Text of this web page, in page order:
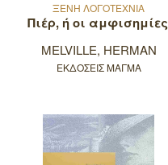
ΞΕΝΗ ΛΟΓΟΤΕΧΝΙΑ
Πιέρ, ή οι αμφισημίες
MELVILLE, HERMAN
ΕΚΔΟΣΕΙΣ ΜΑΓΜΑ